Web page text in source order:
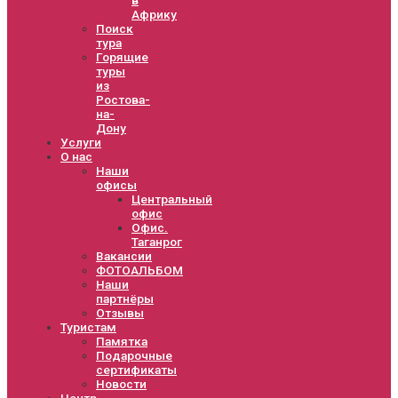
Африку
Поиск
тура
Горящие
туры
из
Ростова-
на-
Дону
Услуги
О нас
Наши
офисы
Центральный
офис
Офис.
Таганрог
Вакансии
ФОТОАЛЬБОМ
Наши
партнёры
Отзывы
Туристам
Памятка
Подарочные
сертификаты
Новости